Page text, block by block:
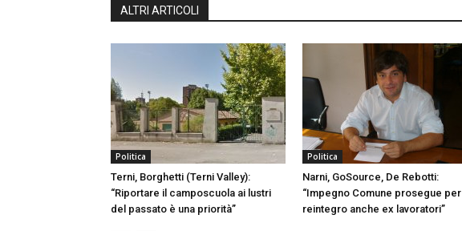
ALTRI ARTICOLI
Politica
Terni, Borghetti (Terni Valley):
“Riportare il camposcuola ai lustri
del passato è una priorità”
Politica
Narni, GoSource, De Rebotti:
“Impegno Comune prosegue per
reintegro anche ex lavoratori”